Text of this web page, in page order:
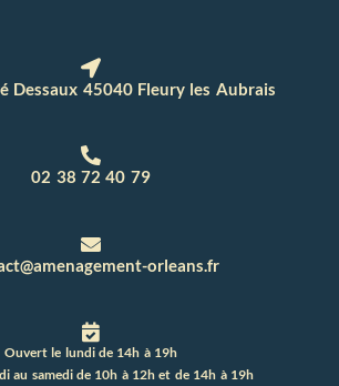
Dessaux 45040 Fleury les Aubrais
02 38 72 40 79
orleans.fr
Ouvert le lundi de 14h à 19h
au samedi de 10h à 12h et de 14h à 19h